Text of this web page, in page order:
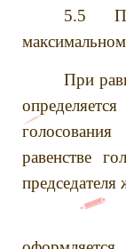
5.5
При
равенстве
5.6